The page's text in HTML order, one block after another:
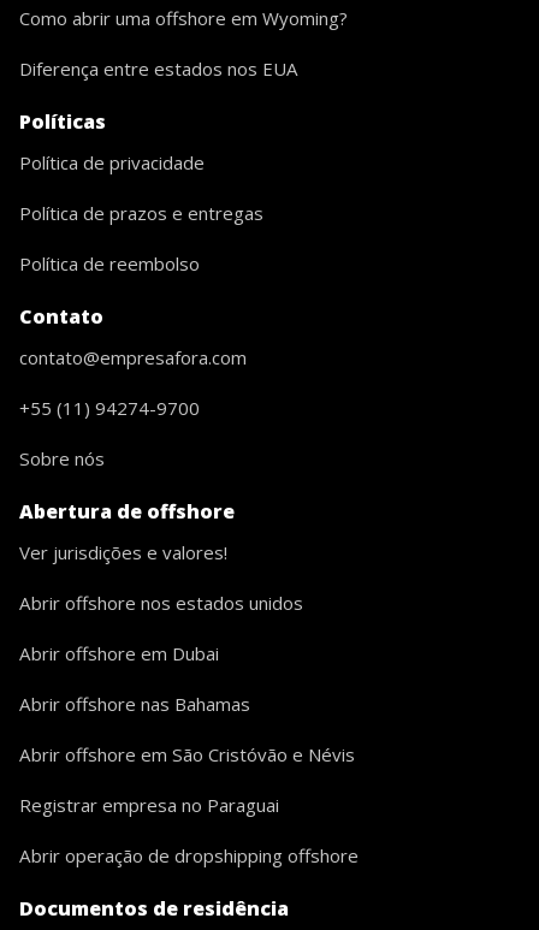
Como abrir uma offshore em Wyoming?
Diferença entre estados nos EUA
Políticas
Política de privacidade
Política de prazos e entregas
Política de reembolso
Contato
contato@empresafora.com
+55 (11) 94274-9700
Sobre nós
Abertura de offshore
Ver jurisdições e valores!
Abrir offshore nos estados unidos
Abrir offshore em Dubai
Abrir offshore nas Bahamas
Abrir offshore em São Cristóvão e Névis
Registrar empresa no Paraguai
Abrir operação de dropshipping offshore
Documentos de residência